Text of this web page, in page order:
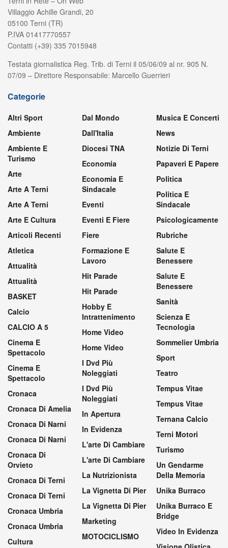
Villaggio Achille Grandi, 20
05100 Terni (TR)
P.IVA 01417770557
Contatti (+39) 335 7015948
Testata giornalistica Reg. Trib. di Terni il 05/06/09 al nr. 905 N.
07/09 – Direttore Responsabile: Marcello Guerrieri
Categorie
Altri Sport
Ambiente
Ambiente E
Turismo
Arte
Arte A Terni
Arte A Terni
Arte E Cultura
Articoli Recenti
Atletica
Attualità
Attualità
BASKET
Calcio
CALCIO A 5
Cinema E
Spettacolo
Cinema E
Spettacolo
Cronaca
Cronaca Di Amelia
Cronaca Di Narni
Cronaca Di Narni
Cronaca Di
Orvieto
Cronaca Di Terni
Cronaca Di Terni
Cronaca Umbria
Cronaca Umbria
Cultura
Dal Mondo
Dall'Italia
Diocesi TNA
Economia
Economia E
Sindacale
Eventi
Eventi E Fiere
Fiere
Formazione E
Lavoro
Hit Parade
Hit Parade
Hobby E
Intrattenimento
Home Video
Home Video
I Dvd Più
Noleggiati
I Dvd Più
Noleggiati
In Apertura
In Evidenza
L'arte Di Cambiare
L'arte Di Cambiare
La Nutrizionista
La Vignetta Di Pier
La Vignetta Di Pier
Marketing
MOTOCICLISMO
Musica E Concerti
News
Notizie Di Terni
Papaveri E Papere
Politica
Politica E
Sindacale
Psicologicamente
Rubriche
Salute E
Benessere
Salute E
Benessere
Sanità
Scienza E
Tecnologia
Sommelier Umbria
Sport
Teatro
Tempus Vitae
Tempus Vitae
Ternana Calcio
Terni Motori
Turismo
Un Gendarme
Della Memoria
Unika Burraco
Unika Burraco E
Bridge
Video In Evidenza